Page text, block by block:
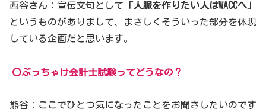
西谷さん：宣伝文句として 「人脈を作りたい人はWACCへ」
というものがありまして、まさしくそういった部分を体現
している企画だと思います。
〇ぶっちゃけ会計士試験ってどうなの？
熊谷：ここでひとつ気になったことをお聞きしたいのです